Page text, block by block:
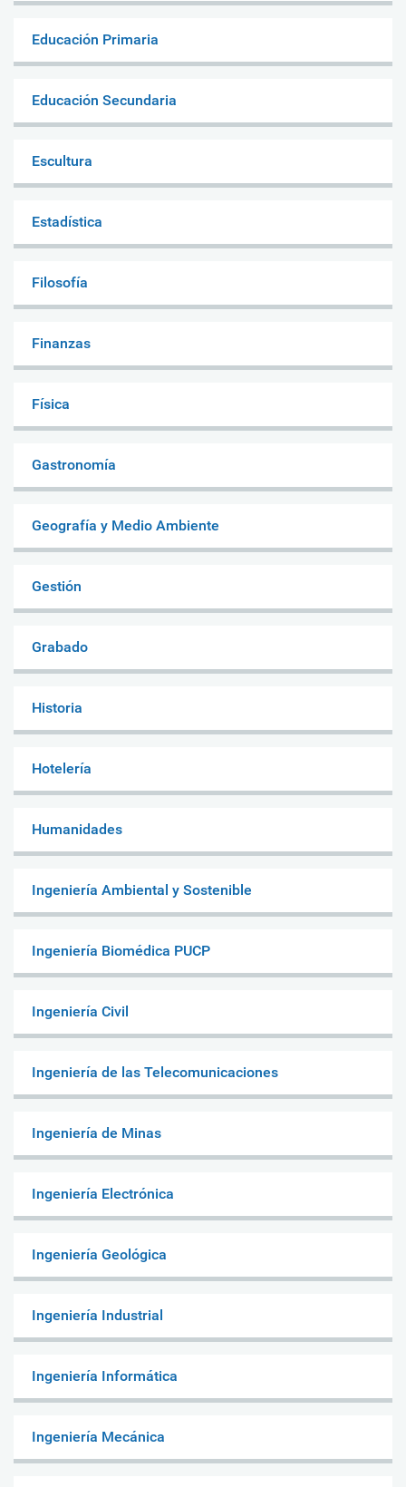
Educación Primaria
Educación Secundaria
Escultura
Estadística
Filosofía
Finanzas
Física
Gastronomía
Geografía y Medio Ambiente
Gestión
Grabado
Historia
Hotelería
Humanidades
Ingeniería Ambiental y Sostenible
Ingeniería Biomédica PUCP
Ingeniería Civil
Ingeniería de las Telecomunicaciones
Ingeniería de Minas
Ingeniería Electrónica
Ingeniería Geológica
Ingeniería Industrial
Ingeniería Informática
Ingeniería Mecánica